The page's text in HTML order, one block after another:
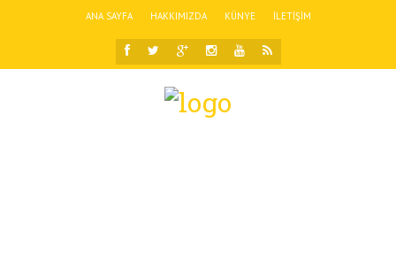
ANA SAYFA HAKKIMIZDA KÜNYE İLETIŞIM